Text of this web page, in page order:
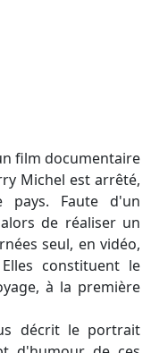
film documentaire
Michel est arrêté,
pays. Faute d'un
de réaliser un
seul, en vidéo,
constituent le
à la première
décrit le portrait